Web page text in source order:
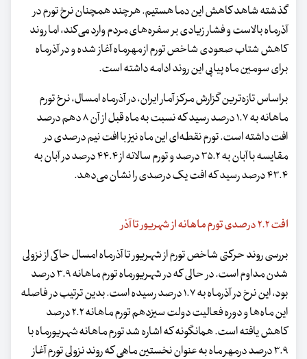
گذشته شاهد کاهش این دما هستیم. هرچند همچنان نرخ تورم در
آذرماه بالاست و فشار زیادی بر سفره‌های مردم وارد می‌کند، اما روند
کاهش شتاب صعودی شاخص تورم از مهرماه آغاز شده و در آذرماه
برای سومین ماه پیاپی این روند ادامه داشته است.
براساس تازه‌ترین گزارش مرکز آمار ایران، در آذرماه امسال، نرخ تورم
ماهانه به ۱.۷ درصد رسید که نسبت به ماه قبل از آن ۸ دهم درصد
افت داشته است. تورم نقطه‌ای این ماه نیز با افت نیم درصدی در
مقایسه با آبان به ۳۵.۲ درصد و تورم سالانه از ۴۴.۴ درصد در آبان به
۴۳.۴ درصد رسید که افت یک درصدی را نشان می‌دهد.
افت ۲.۲ درصدی تورم ماهانه از شهریور تا آذر
بررسی روند حرکتی شاخص تورم از شهریور تا آذرماه امسال حاکی از نزولی
شدن مداوم است. در حالی که در شهریورماه تورم ماهانه ۳.۹ درصد
بود، این نرخ در آذرماه به ۱.۷ درصد رسیده است. بدین ترتیب در فاصله
این ماه‌ها و دوره فعالیت دولت سیزدهم تورم ماهانه ۲.۲ درصد
کاهش یافته است. همانگونه که اشاره شد تورم ماهانه شهریورماه با
۳.۹ درصد درمهر ماه به عنوان نخستین ماهی که روند نزولی تورم آغاز